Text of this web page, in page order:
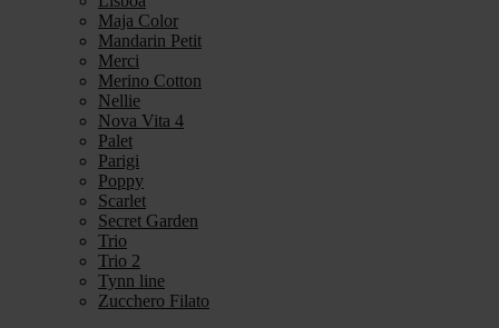
Maja Color
Mandarin Petit
Merci
Merino Cotton
Nellie
Nova Vita 4
Palet
Parigi
Poppy
Scarlet
Secret Garden
Trio
Trio 2
Tynn line
Zucchero Filato